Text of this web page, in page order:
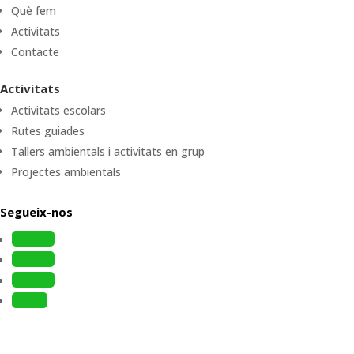
Què fem
Activitats
Contacte
Activitats
Activitats escolars
Rutes guiades
Tallers ambientals i activitats en grup
Projectes ambientals
Segueix-nos
Follow
Follow
Follow
Follow